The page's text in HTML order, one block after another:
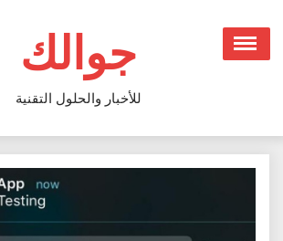
content
جوالك
للأخبار والحلول التقنية